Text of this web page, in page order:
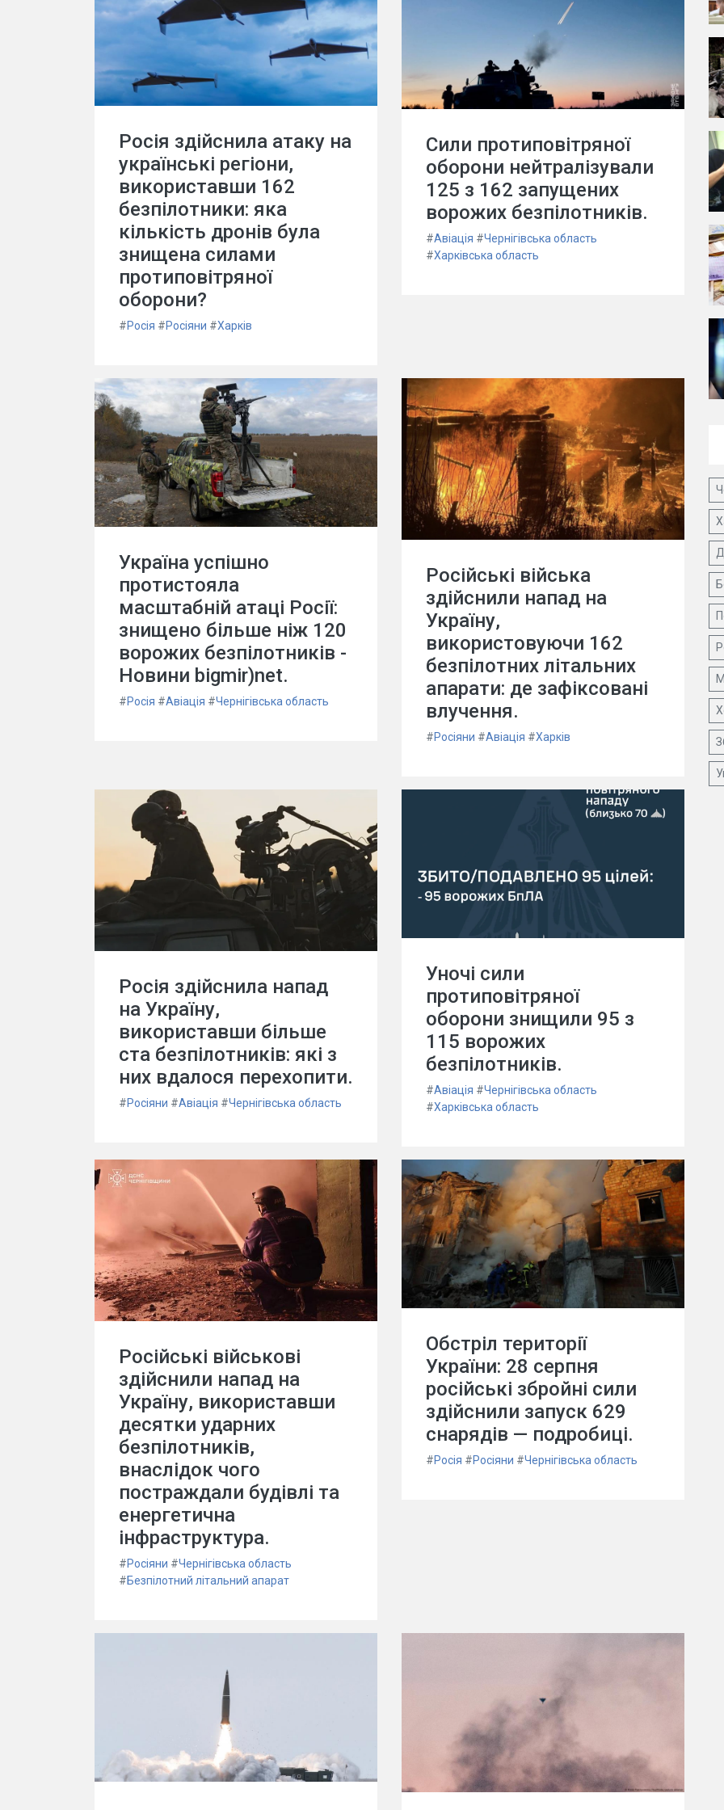
Росія здійснила атаку на
українські регіони,
використавши 162
безпілотники: яка
кількість дронів була
знищена силами
протиповітряної
оборони?
#Росія #Росіяни #Харків
Сили протиповітряної
оборони нейтралізували
125 з 162 запущених
ворожих безпілотників.
#Авіація #Чернігівська область
#Харківська область
Україна успішно
протистояла
масштабній атаці Росії:
знищено більше ніж 120
ворожих безпілотників -
Новини bigmir)net.
#Росія #Авіація #Чернігівська область
Російські війська
здійснили напад на
Україну,
використовуючи 162
безпілотних літальних
апарати: де зафіксовані
влучення.
#Росіяни #Авіація #Харків
Росія здійснила напад
на Україну,
використавши більше
ста безпілотників: які з
них вдалося перехопити.
#Росіяни #Авіація #Чернігівська область
Уночі сили
протиповітряної
оборони знищили 95 з
115 ворожих
безпілотників.
#Авіація #Чернігівська область
#Харківська область
Російські військові
здійснили напад на
Україну, використавши
десятки ударних
безпілотників,
внаслідок чого
постраждали будівлі та
енергетична
інфраструктура.
#Росіяни #Чернігівська область
#Безпілотний літальний апарат
Обстріл території
України: 28 серпня
російські збройні сили
здійснили запуск 629
снарядів — подробиці.
#Росія #Росіяни #Чернігівська область